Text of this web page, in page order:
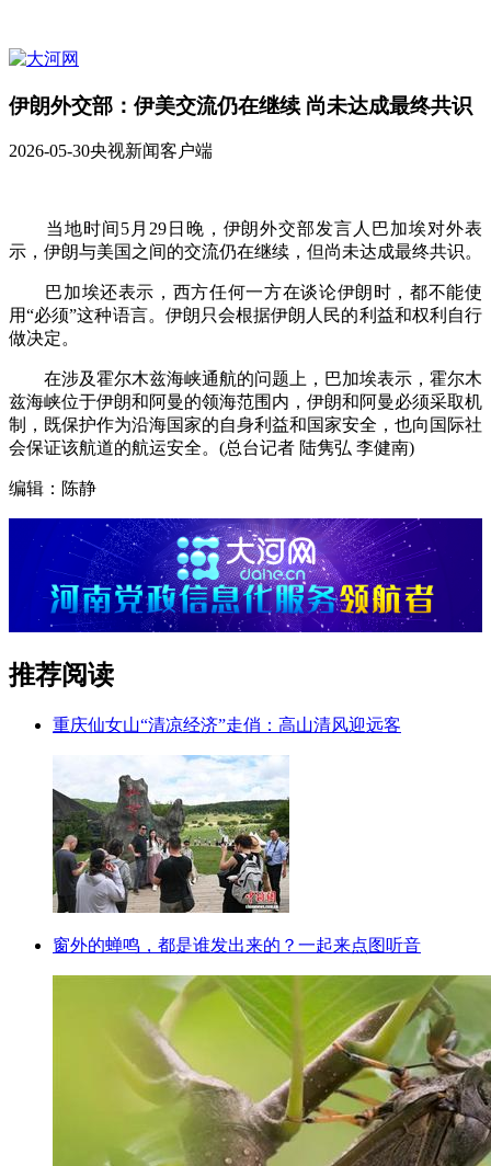
伊朗外交部：伊美交流仍在继续 尚未达成最终共识
2026-05-30央视新闻客户端
当地时间5月29日晚，伊朗外交部发言人巴加埃对外表
示，伊朗与美国之间的交流仍在继续，但尚未达成最终共识。
巴加埃还表示，西方任何一方在谈论伊朗时，都不能使
用“必须”这种语言。伊朗只会根据伊朗人民的利益和权利自行
做决定。
在涉及霍尔木兹海峡通航的问题上，巴加埃表示，霍尔木
兹海峡位于伊朗和阿曼的领海范围内，伊朗和阿曼必须采取机
制，既保护作为沿海国家的自身利益和国家安全，也向国际社
会保证该航道的航运安全。(总台记者 陆隽弘 李健南)
编辑：陈静
推荐阅读
重庆仙女山“清凉经济”走俏：高山清风迎远客
窗外的蝉鸣，都是谁发出来的？一起来点图听音